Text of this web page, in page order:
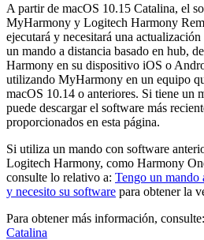
A partir de macOS 10.15 Catalina, el
MyHarmony y Logitech Harmony
ejecutará y necesitará una
un mando a distancia basado en hub,
Harmony en su dispositivo iOS o
utilizando MyHarmony en un equipo
macOS 10.14 o anteriores. Si tiene un
puede descargar el software más
proporcionados en esta página.
Si utiliza un mando con software
Logitech Harmony, como Harmony
consulte lo relativo a: Tengo un mando
y necesito su software para obtener la
Para obtener más información, consulte:
Catalina